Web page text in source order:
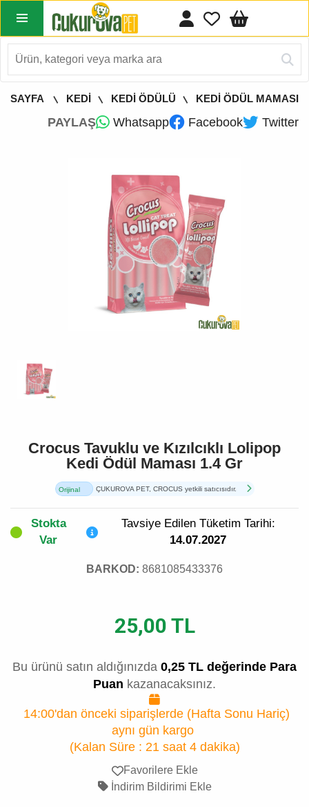
SAYFA KEDİ KEDİ ÖDÜLÜ KEDİ ÖDÜL MAMASI
PAYLAŞ Whatsapp Facebook Twitter
Crocus Tavuklu ve Kızılcıklı Lolipop
Kedi Ödül Maması 1.4 Gr
Orijinal
ÇUKUROVA PET, CROCUS yetkili satıcısıdır.
Stokta
Var
Tavsiye Edilen Tüketim Tarihi:
14.07.2027
BARKOD: 8681085433376
25,00 TL
Bu ürünü satın aldığınızda 0,25 TL değerinde Para
Puan kazanacaksınız.
14:00'dan önceki siparişlerde (Hafta Sonu Hariç)
aynı gün kargo
(Kalan Süre : 21 saat 4 dakika)
Favorilere Ekle
İndirim Bildirimi Ekle